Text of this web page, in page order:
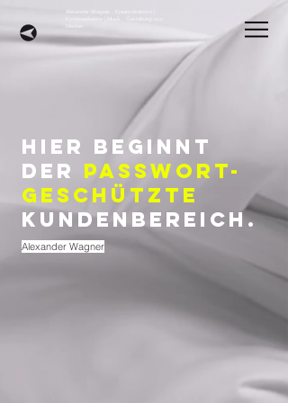
Alexander Wagner · Kreativdirektion |
Kommunikation | Musik · Gestaltung von
HIER BEGINNT
DER passwort-
geschützte
KUNDENBEREICH.
Alexander Wagner